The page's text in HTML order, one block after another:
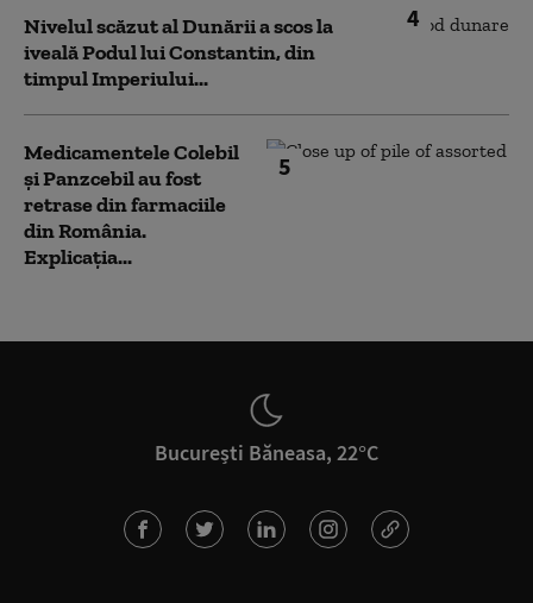
4
Nivelul scăzut al Dunării a scos la
iveală Podul lui Constantin, din
timpul Imperiului...
5
Medicamentele Colebil
și Panzcebil au fost
retrase din farmaciile
din România.
Explicația...
București Băneasa, 22°C